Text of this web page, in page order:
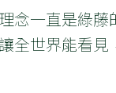
念一直是綠
全世界能看